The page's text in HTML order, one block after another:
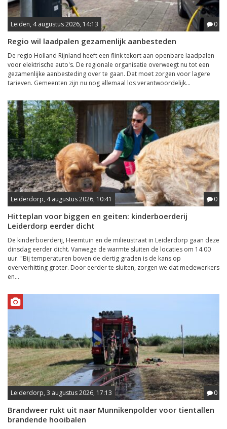
Leiden, 4 augustus 2026, 14:13 0
Regio wil laadpalen gezamenlijk aanbesteden
De regio Holland Rijnland heeft een flink tekort aan openbare laadpalen
voor elektrische auto's. De regionale organisatie overweegt nu tot een
gezamenlijke aanbesteding over te gaan. Dat moet zorgen voor lagere
tarieven. Gemeenten zijn nu nog allemaal los verantwoordelijk...
Leiderdorp, 4 augustus 2026, 10:41 0
Hitteplan voor biggen en geiten: kinderboerderij
Leiderdorp eerder dicht
De kinderboerderij, Heemtuin en de milieustraat in Leiderdorp gaan deze
dinsdag eerder dicht. Vanwege de warmte sluiten de locaties om 14.00
uur. "Bij temperaturen boven de dertig graden is de kans op
oververhitting groter. Door eerder te sluiten, zorgen we dat medewerkers
en...
Leiderdorp, 3 augustus 2026, 17:13 0
Brandweer rukt uit naar Munnikenpolder voor tientallen
brandende hooibalen